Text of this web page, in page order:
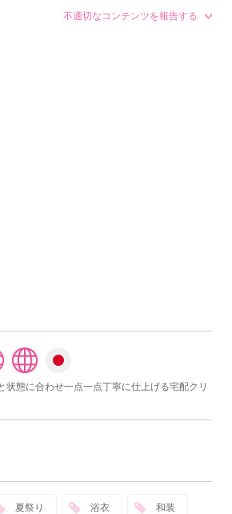
不適切なコンテンツを報告する
態に合わせ一点一点丁寧に仕上げる宅配クリ
夏祭り 浴衣 和装